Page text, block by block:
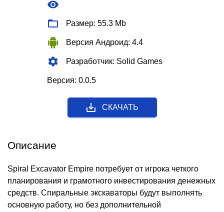
Размер: 55.3 Mb
Версия Андроид: 4.4
Разработчик: Solid Games
Версия: 0.0.5
СКАЧАТЬ
Описание
Spiral Excavator Empire потребует от игрока четкого
планирования и грамотного инвестирования денежных
средств. Спиральные экскаваторы будут выполнять
основную работу, но без дополнительной